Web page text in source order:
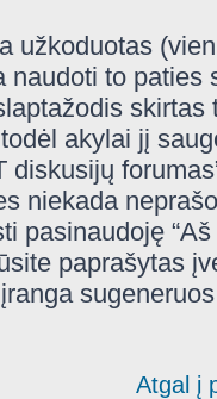
užkoduotas
naudoti to
akylai jį
diskusijų
niekada
pasinaudoję
paprašytas
Atgal į